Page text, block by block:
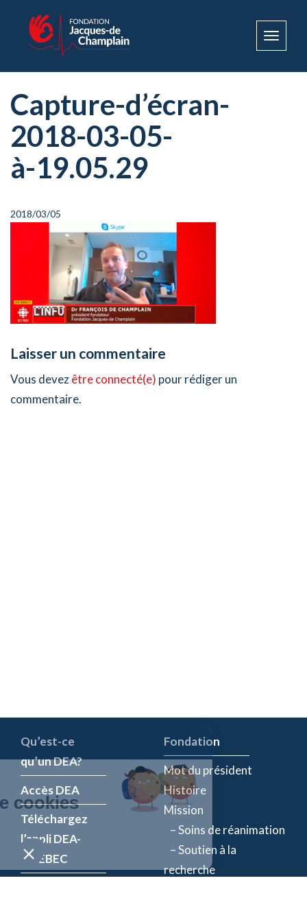
Toggle
Capture-d’écran-
2018-03-05-
à-19.05.29
2018/03/05
Laisser un commentaire
Vous devezêtre connecté(e) pour rédiger un
commentaire.
Qu’est-ce
qu’un DEA?
Accès DEA
Téléchargez
l’appli DEA-
QUÉBEC
Fondation
Mot du président
Histoire
Mission
– Soins de réanimation
– Soutien à la
recherche